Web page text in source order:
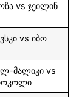
vs ჯეილინ
vs იბო
მალიკი vs